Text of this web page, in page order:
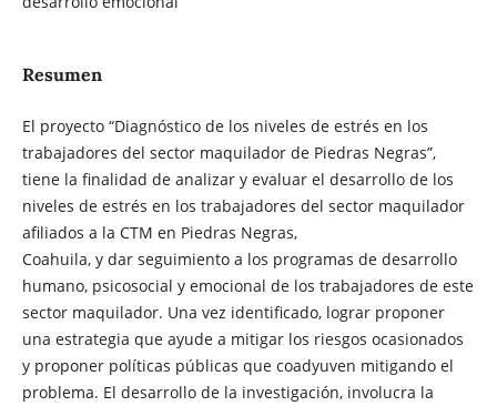
Resumen
El proyecto “Diagnóstico de los niveles de estrés en los
trabajadores del sector maquilador de Piedras Negras”,
tiene la finalidad de analizar y evaluar el desarrollo de los
niveles de estrés en los trabajadores del sector maquilador
afiliados a la CTM en Piedras Negras,
Coahuila, y dar seguimiento a los programas de desarrollo
humano, psicosocial y emocional de los trabajadores de este
sector maquilador. Una vez identificado, lograr proponer
una estrategia que ayude a mitigar los riesgos ocasionados
y proponer políticas públicas que coadyuven mitigando el
problema. El desarrollo de la investigación, involucra la